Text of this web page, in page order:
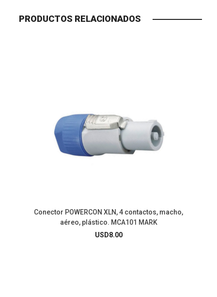
PRODUCTOS RELACIONADOS
Conector POWERCON XLN, 4 contactos, macho,
aéreo, plástico. MCA101 MARK
USD8.00